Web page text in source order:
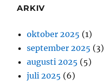
ARKIV
oktober 2025 (1)
september 2025 (3)
augusti 2025 (5)
juli 2025 (6)